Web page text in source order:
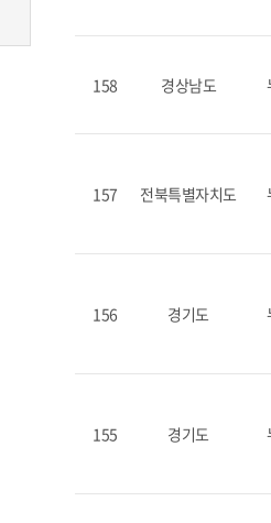
158 경상남도
157 전북특별자치도
156 경기도
155 경기도